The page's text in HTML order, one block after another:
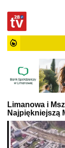
Limanowa i
Najpiękniejszą